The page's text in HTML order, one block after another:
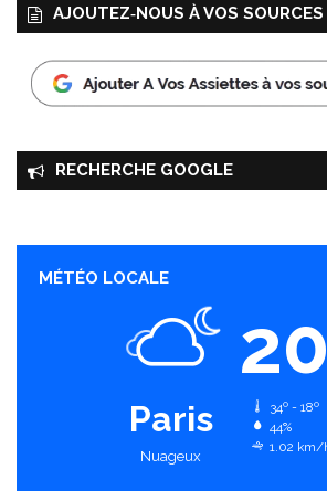
AJOUTEZ‑NOUS À VOS SOURCES
RECHERCHE GOOGLE
MÉTÉO LOCALE
Paris
Nuageux
20
34º - 18º
44%
1.02 km/